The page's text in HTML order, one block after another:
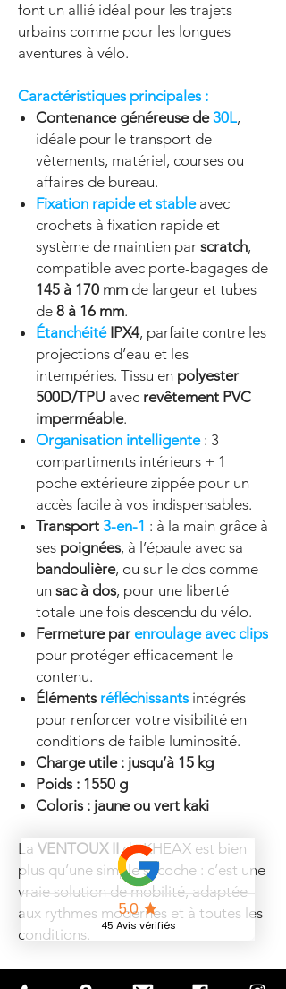
font un allié idéal pour les trajets
urbains comme pour les longues
aventures à vélo.
Caractéristiques principales :
Contenance généreuse de30L,
idéale pour le transport de
vêtements, matériel, courses ou
affaires de bureau.
Fixation rapide et stableavec
crochets à fixation rapide et
système de maintien par scratch,
compatible avec porte-bagages de
145 à 170 mm de largeur et tubes
de 8 à 16 mm.
ÉtanchéitéIPX4, parfaite contre les
projections d’eau et les
intempéries. Tissu en polyester
500D/TPU avec revêtement PVC
imperméable.
Organisation intelligente: 3
compartiments intérieurs + 1
poche extérieure zippée pour un
accès facile à vos indispensables.
Transport 3-en-1 : à la main grâce à
ses poignées, à l’épaule avec sa
bandoulière, ou sur le dos comme
un sac à dos, pour une liberté
totale une fois descendu du vélo.
Fermeture par enroulage avec clips
pour protéger efficacement le
contenu.
Éléments réfléchissantsintégrés
pour renforcer votre visibilité en
conditions de faible luminosité.
Charge utile : jusqu’à 15 kg
Poids : 1550 g
Coloris : jaune ou vert kaki
La VENTOUX II
de KHEAX est bien
plus qu’une simple sacoche : c’est une
vraie solution de mobilité, adaptée
aux rythmes modernes et à toutes les
conditions.